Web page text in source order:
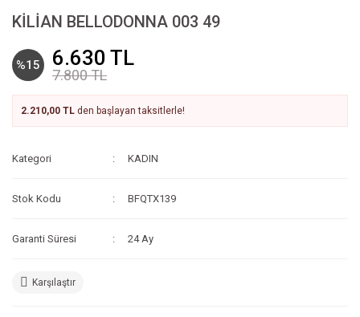
KİLİAN BELLODONNA 003 49
%15 6.630 TL
7.800 TL
2.210,00 TL den başlayan taksitlerle!
Kategori KADIN
Stok Kodu BFQTX139
Garanti Süresi 24 Ay
Karşılaştır